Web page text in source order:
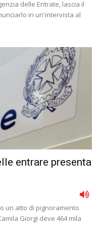
delle Entrate, lascia il
in un'intervista al
entrare presenta
un atto di pignoramento
Giorgi deve 464 mila